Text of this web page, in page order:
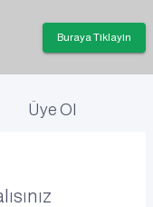
Buraya Tıklayın
Üye Ol